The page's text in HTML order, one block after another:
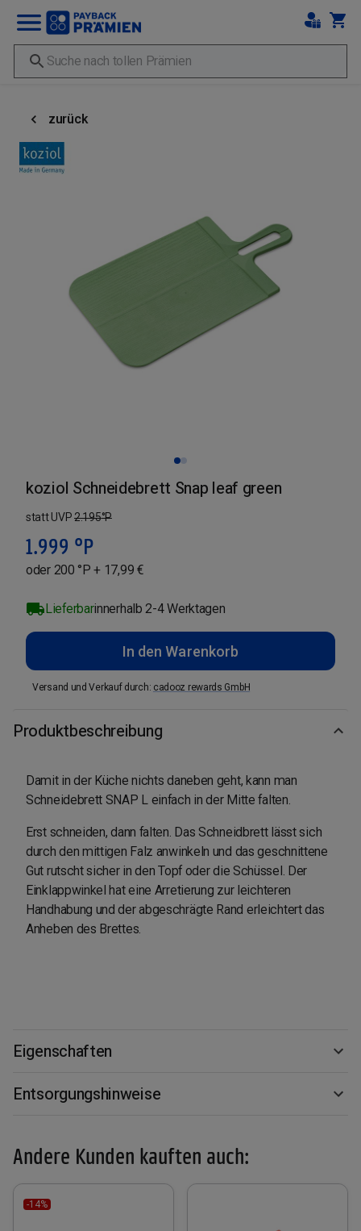
zurück
koziol Schneidebrett Snap leaf green
statt UVP2.195°P
1.999 °P
oder 200 °P + 17,99 €
Lieferbarinnerhalb 2-4 Werktagen
In den Warenkorb
Versand und Verkauf durch: cadooz rewards GmbH
Produktbeschreibung
Damit in der Küche nichts daneben geht, kann man
Schneidebrett SNAP L einfach in der Mitte falten.
Erst schneiden, dann falten. Das Schneidbrett lässt sich
durch den mittigen Falz anwinkeln und das geschnittene
Gut rutscht sicher in den Topf oder die Schüssel. Der
Einklappwinkel hat eine Arretierung zur leichteren
Handhabung und der abgeschrägte Rand erleichtert das
Anheben des Brettes.
Eigenschaften
Entsorgungshinweise
Andere Kunden kauften auch:
-14%